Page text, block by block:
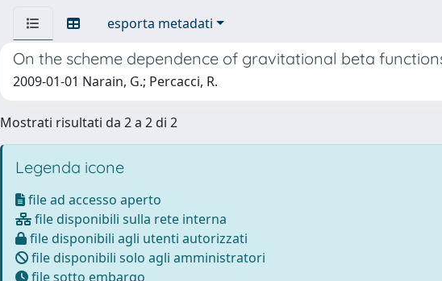
esporta metadati
On the scheme dependence of gravitational beta
2009-01-01 Narain, G.; Percacci, R.
Mostrati risultati da 2 a 2 di 2
Legenda icone
file ad accesso aperto
file disponibili sulla rete interna
file disponibili agli utenti autorizzati
file disponibili solo agli amministratori
file sotto embargo